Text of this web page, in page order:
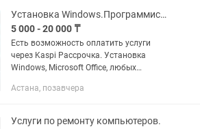
Установка Windows.Программист Виндовс Офис Ворд Office Автокад 3D Max
5 000 - 20 000 ₸
Есть возможность оплатить услуги
через Kaspi Рассрочка. Установка
Windows, Microsoft Office, любых
Возможна удаленная установка
Астана, позавчера
Услуги по ремонту компьютеров.